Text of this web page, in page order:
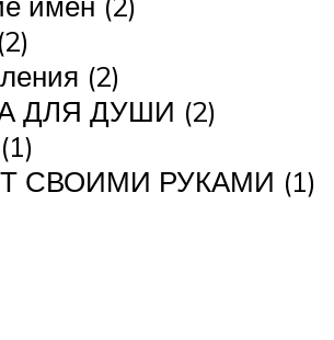
(2)
ДЛЯ ДУШИ (2)
СВОИМИ РУКАМИ (1)